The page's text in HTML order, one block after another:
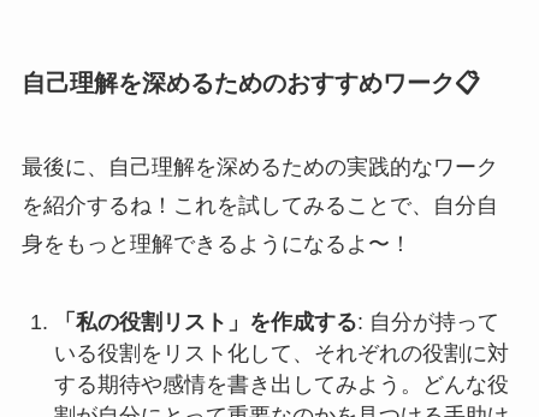
自己理解を深めるためのおすすめワーク📋
最後に、自己理解を深めるための実践的なワーク
を紹介するね！これを試してみることで、自分自
身をもっと理解できるようになるよ〜！
「私の役割リスト」を作成する: 自分が持って
いる役割をリスト化して、それぞれの役割に対
する期待や感情を書き出してみよう。どんな役